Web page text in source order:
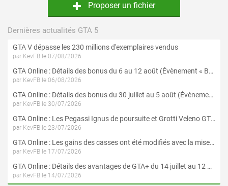
Proposer un fichier
Dernières actualités GTA 5
GTA V dépasse les 230 millions d'exemplaires vendus
par KevFB le 07/08/2026
GTA Online : Détails des bonus du 6 au 12 août (Évènement « Braquages de l'été » - Suite et fin)
par KevFB le 06/08/2026
GTA Online : Détails des bonus du 30 juillet au 5 août (Évènement « Braquages d'été »)
par KevFB le 30/07/2026
GTA Online : Les Pegassi Ignus de poursuite et Grotti Veleno GT sont maintenant disponibles
par KevFB le 23/07/2026
GTA Online : Les gains des casses ont été modifiés avec la mise à jour « Le Braquage du Kortz Center »
par KevFB le 17/07/2026
GTA Online : Détails des avantages de GTA+ du 14 juillet au 12 août
par KevFB le 14/07/2026